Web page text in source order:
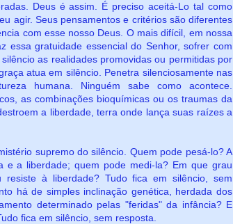
Deus é assim. É preciso aceitá-Lo tal como
agir. Seus pensamentos e critérios são diferentes
com esse nosso Deus. O mais difícil, em nossa
essa gratuidade essencial do Senhor, sofrer com
as realidades promovidas ou permitidas por
atua em silêncio. Penetra silenciosamente nas
humana. Ninguém sabe como acontece.
as combinações bioquímicas ou os traumas da
a liberdade, terra onde lança suas raízes a
do silêncio. Quem pode pesá-lo? A
e a liberdade; quem pode medi-la? Em que grau
à liberdade? Tudo fica em silêncio, sem
há de simples inclinação genética, herdada dos
determinado pelas "feridas" da infância? E
fica em silêncio, sem resposta.